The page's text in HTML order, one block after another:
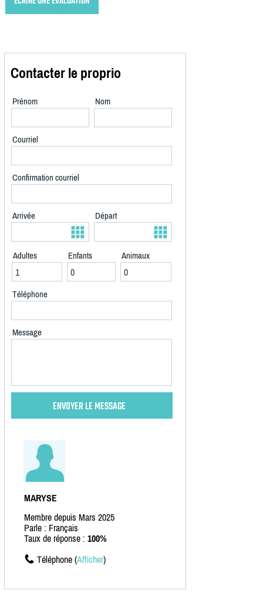
Contacter le proprio
Prénom Nom
Courriel
Confirmation courriel
Arrivée Départ
Adultes Enfants Animaux
Téléphone
Message
MARYSE
Membre depuis Mars 2025
Parle : Français
Taux de réponse : 100%
Téléphone (Afficher)